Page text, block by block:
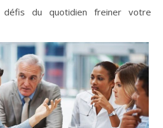
du quotidien freiner votre